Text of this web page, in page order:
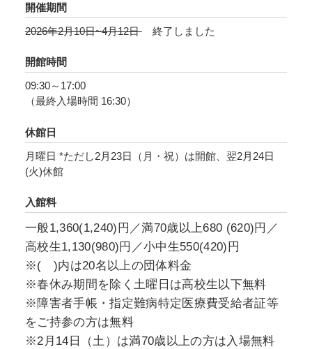
を超えた、藤田ならではの感性や色彩感覚が息
づく写真をいまだかつてないボリュームで紹介
し、レンズを通した画家の眼の有り様を浮かび
上がらせます。
オカッパ頭、丸眼鏡、口髭、猫 ― 画家を知る誰
もが思い浮かべる典型的な“フジタ”のイメージ
は、意識的に「見られたい自分」を打ち出した
藤田のセルフ・ブランディングの成果でもあり
ました。盛んに描かれた自画像と、あまた撮ら
ン・フジタがいかに形づくられ、流布していっ
たかを探ります。
本展では、藤田がパリで交友を持ち刺激を受け
たウジェーヌ・アジェ、マン・レイなど、同時
代の写真家の作品を出発点とし、「描く藤田」
と「撮る藤田」、そして「撮られる藤田」を通
して、藤田の絵画と写真の深い関係性に迫りま
開催期間
2026年2月10日~4月12日
終了しました
開館時間
09:30～17:00
（最終入場時間 16:30）
休館日
月曜日 *ただし2月23日（月・祝）は開館、翌2月24日
(火)休館
入館料
一般1,360(1,240)円／満70歳以上680 (620)円／
高校生1,130(980)円／小中生550(420)円
※( )内は20名以上の団体料金
※春休み期間を除く土曜日は高校生以下無料
※障害者手帳・指定難病特定医療費受給者証等
をご持参の方は無料
※2月14日（土）は満70歳以上の方は入場無料